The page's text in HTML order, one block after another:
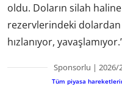
oldu. Doların silah
rezervlerindeki dolardan
hızlanıyor,
Sponsorlu | 2026/
Tüm piyasa